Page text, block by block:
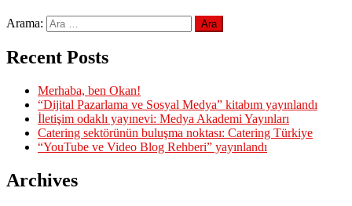
Arama:
Recent Posts
Merhaba, ben Okan!
“Dijital Pazarlama ve Sosyal Medya” kitabım yayınlandı
İletişim odaklı yayınevi: Medya Akademi Yayınları
Catering sektörünün buluşma noktası: Catering Türkiye
“YouTube ve Video Blog Rehberi” yayınlandı
Archives